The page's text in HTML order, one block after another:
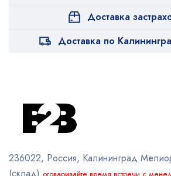
Доставка
Доставка по
236022, Россия, Калининград